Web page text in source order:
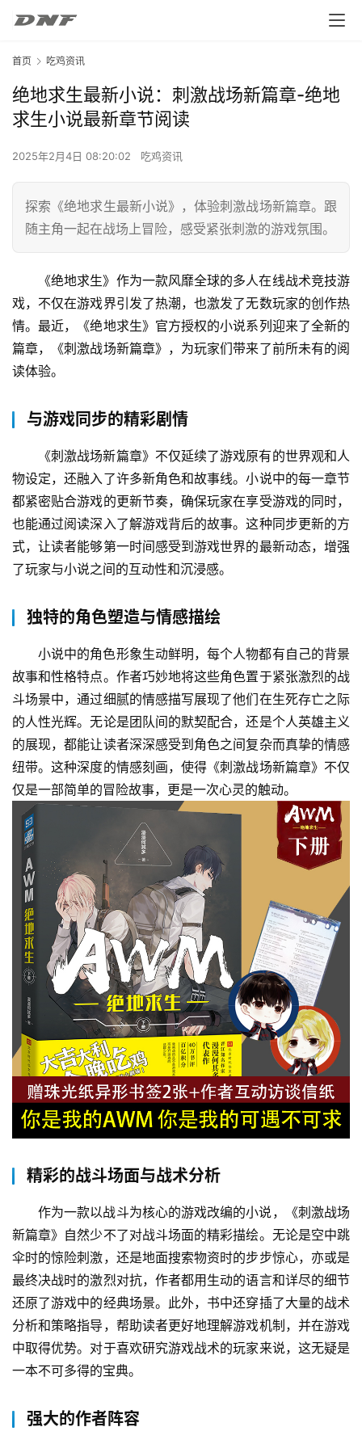
首页 吃鸡资讯
绝地求生最新小说：刺激战场新篇章-绝地
求生小说最新章节阅读
2025年2月4日 08:20:02 吃鸡资讯
探索《绝地求生最新小说》，体验刺激战场新篇章。跟
随主角一起在战场上冒险，感受紧张刺激的游戏氛围。
《绝地求生》作为一款风靡全球的多人在线战术竞技游
戏，不仅在游戏界引发了热潮，也激发了无数玩家的创作热
情。最近，《绝地求生》官方授权的小说系列迎来了全新的
篇章，《刺激战场新篇章》，为玩家们带来了前所未有的阅
读体验。
与游戏同步的精彩剧情
《刺激战场新篇章》不仅延续了游戏原有的世界观和人
物设定，还融入了许多新角色和故事线。小说中的每一章节
都紧密贴合游戏的更新节奏，确保玩家在享受游戏的同时，
也能通过阅读深入了解游戏背后的故事。这种同步更新的方
式，让读者能够第一时间感受到游戏世界的最新动态，增强
了玩家与小说之间的互动性和沉浸感。
独特的角色塑造与情感描绘
小说中的角色形象生动鲜明，每个人物都有自己的背景
故事和性格特点。作者巧妙地将这些角色置于紧张激烈的战
斗场景中，通过细腻的情感描写展现了他们在生死存亡之际
的人性光辉。无论是团队间的默契配合，还是个人英雄主义
的展现，都能让读者深深感受到角色之间复杂而真挚的情感
纽带。这种深度的情感刻画，使得《刺激战场新篇章》不仅
仅是一部简单的冒险故事，更是一次心灵的触动。
精彩的战斗场面与战术分析
作为一款以战斗为核心的游戏改编的小说，《刺激战场
新篇章》自然少不了对战斗场面的精彩描绘。无论是空中跳
伞时的惊险刺激，还是地面搜索物资时的步步惊心，亦或是
最终决战时的激烈对抗，作者都用生动的语言和详尽的细节
还原了游戏中的经典场景。此外，书中还穿插了大量的战术
分析和策略指导，帮助读者更好地理解游戏机制，并在游戏
中取得优势。对于喜欢研究游戏战术的玩家来说，这无疑是
一本不可多得的宝典。
强大的作者阵容